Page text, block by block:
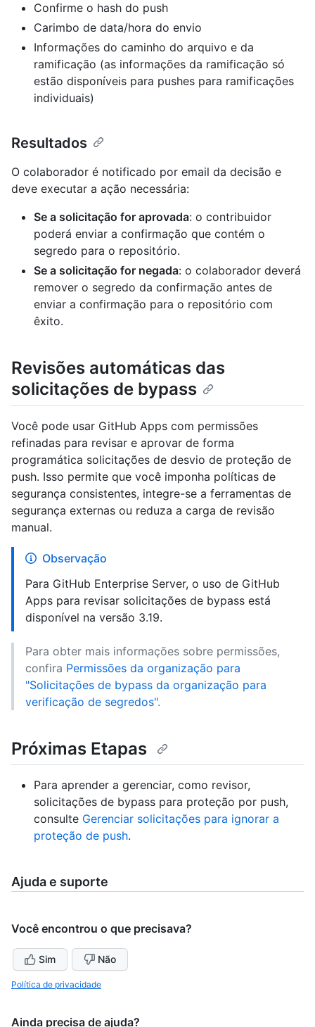
Confirme o hash do push
Carimbo de data/hora do envio
Informações do caminho do arquivo e da
ramificação (as informações da ramificação só
estão disponíveis para pushes para ramificações
individuais)
Resultados
O colaborador é notificado por email da decisão e
deve executar a ação necessária:
Se a solicitação for aprovada: o contribuidor
poderá enviar a confirmação que contém o
segredo para o repositório.
Se a solicitação for negada: o colaborador deverá
remover o segredo da confirmação antes de
enviar a confirmação para o repositório com
êxito.
Revisões automáticas das
solicitações de bypass
Você pode usar GitHub Apps com permissões
refinadas para revisar e aprovar de forma
programática solicitações de desvio de proteção de
push. Isso permite que você imponha políticas de
segurança consistentes, integre-se a ferramentas de
segurança externas ou reduza a carga de revisão
manual.
Observação
Para GitHub Enterprise Server, o uso de GitHub
Apps para revisar solicitações de bypass está
disponível na versão 3.19.
Para obter mais informações sobre permissões,
confira Permissões da organização para
"Solicitações de bypass da organização para
verificação de segredos".
Próximas Etapas
Para aprender a gerenciar, como revisor,
solicitações de bypass para proteção por push,
consulte Gerenciar solicitações para ignorar a
proteção de push.
Ajuda e suporte
Você encontrou o que precisava?
Sim Não
Política de privacidade
Ainda precisa de ajuda?